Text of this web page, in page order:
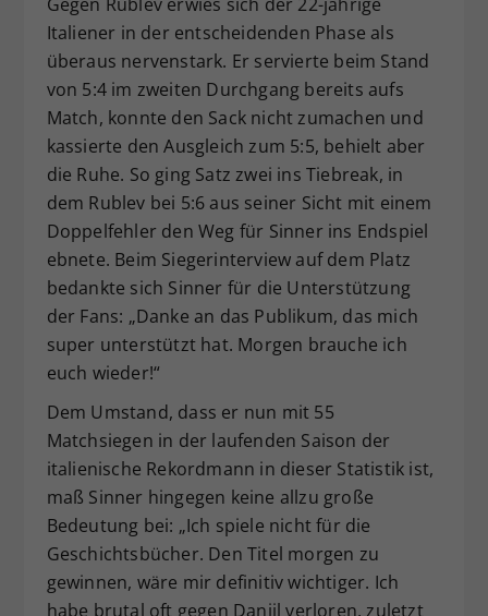
Italiener in der entscheidenden Phase als
überaus nervenstark. Er servierte beim Stand
von 5:4 im zweiten Durchgang bereits aufs
Match, konnte den Sack nicht zumachen und
kassierte den Ausgleich zum 5:5, behielt aber
die Ruhe. So ging Satz zwei ins Tiebreak, in
dem Rublev bei 5:6 aus seiner Sicht mit einem
Doppelfehler den Weg für Sinner ins Endspiel
ebnete. Beim Siegerinterview auf dem Platz
bedankte sich Sinner für die Unterstützung
der Fans: „Danke an das Publikum, das mich
super unterstützt hat. Morgen brauche ich
euch wieder!“
Dem Umstand, dass er nun mit 55
Matchsiegen in der laufenden Saison der
italienische Rekordmann in dieser Statistik ist,
maß Sinner hingegen keine allzu große
Bedeutung bei: „Ich spiele nicht für die
Geschichtsbücher. Den Titel morgen zu
gewinnen, wäre mir definitiv wichtiger. Ich
habe brutal oft gegen Daniil verloren, zuletzt